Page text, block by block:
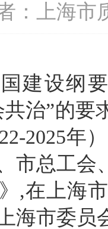
：上海市
建设纲
治”的
2025年
市总工会
,在上海
海市委员